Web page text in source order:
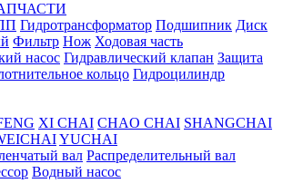
Гидротрансформатор Подшипник Диск
Фильтр Нож Ходовая часть
насос Гидравлический клапан Защита
кольцо Гидроцилиндр
XI CHAI CHAO CHAI SHANGCHAI
YUCHAI
вал Распределительный вал
Водный насос